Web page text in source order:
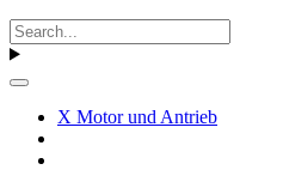
X Motor und Antrieb